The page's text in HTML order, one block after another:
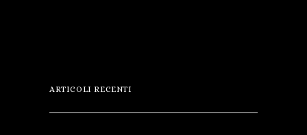
ARTICOLI RECENTI